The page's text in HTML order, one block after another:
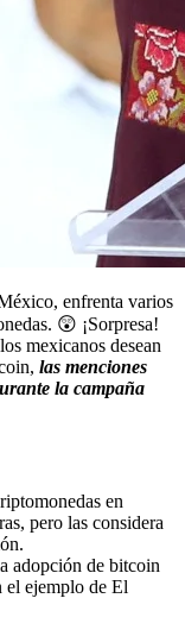
enfrenta varios
😲 ¡Sorpresa!
mexicanos desean
las menciones
la campaña
en
pero las considera
adopción de bitcoin
el ejemplo de El